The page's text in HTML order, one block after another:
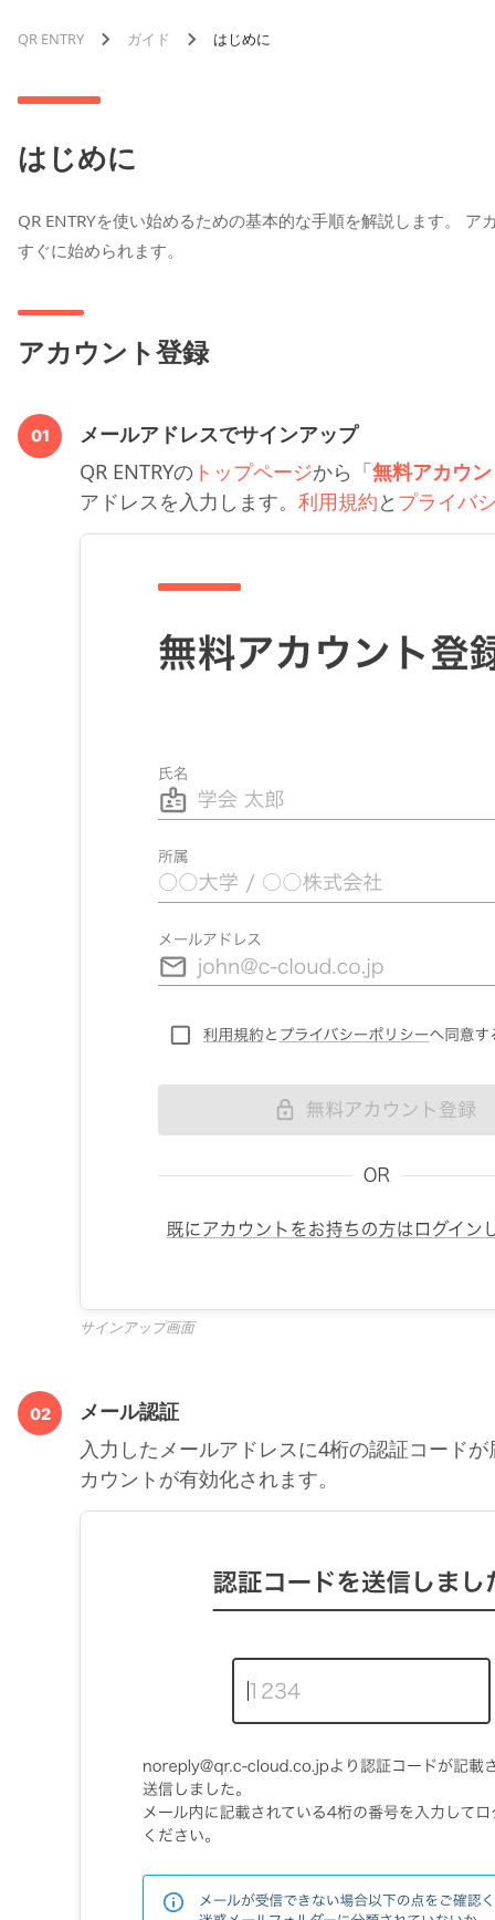
QR ENTRY ガイド はじめに
はじめに
QR ENTRYを使い始めるための基本的な手順を解説します。
すぐに始められます。
アカウント登録
01 メールアドレスでサインアップ
QR ENTRYの トップページから「無料アカウ
アドレスを入力します。 利用規約と プライバ
サインアップ画面
02 メール認証
入力したメールアドレスに4桁の認証コード
カウントが有効化されます。